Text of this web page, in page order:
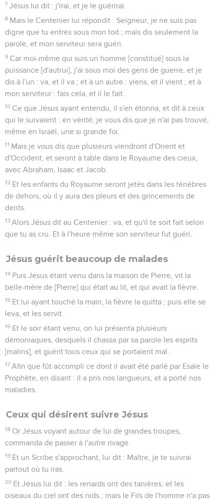
7 Jésus lui dit : j'irai, et je le guérirai.
8 Mais le Centenier lui répondit : Seigneur, je ne suis pas
digne que tu entres sous mon toit ; mais dis seulement la
parole, et mon serviteur sera guéri.
9 Car moi-même qui suis un homme [constitué] sous la
puissance [d'autrui], j'ai sous moi des gens de guerre, et je
dis à l'un : va, et il va ; et à un autre : viens, et il vient ; et à
mon serviteur : fais cela, et il le fait.
10 Ce que Jésus ayant entendu, il s'en étonna, et dit à ceux
qui le suivaient : en vérité, je vous dis que je n'ai pas trouvé,
même en Israël, une si grande foi.
11 Mais je vous dis que plusieurs viendront d'Orient et
d'Occident, et seront à table dans le Royaume des cieux,
avec Abraham, Isaac et Jacob.
12 Et les enfants du Royaume seront jetés dans les ténèbres
de dehors, où il y aura des pleurs et des grincements de
dents.
13 Alors Jésus dit au Centenier : va, et qu'il te soit fait selon
que tu as cru. Et à l'heure même son serviteur fut guéri.
Jésus guérit beaucoup de malades
14 Puis Jésus étant venu dans la maison de Pierre, vit la
belle-mère de [Pierre] qui était au lit, et qui avait la fièvre.
15 Et lui ayant touché la main, la fièvre la quitta ; puis elle se
leva, et les servit.
16 Et le soir étant venu, on lui présenta plusieurs
démoniaques, desquels il chassa par sa parole les esprits
[malins], et guérit tous ceux qui se portaient mal.
17 Afin que fût accompli ce dont il avait été parlé par Esaïe le
Prophète, en disant : il a pris nos langueurs, et a porté nos
maladies.
Ceux qui désirent suivre Jésus
18 Or Jésus voyant autour de lui de grandes troupes,
commanda de passer à l'autre rivage.
19 Et un Scribe s'approchant, lui dit : Maître, je te suivrai
partout où tu iras.
20 Et Jésus lui dit : les renards ont des tanières, et les
oiseaux du ciel ont des nids ; mais le Fils de l'homme n'a pas